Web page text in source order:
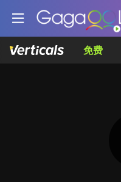
免费